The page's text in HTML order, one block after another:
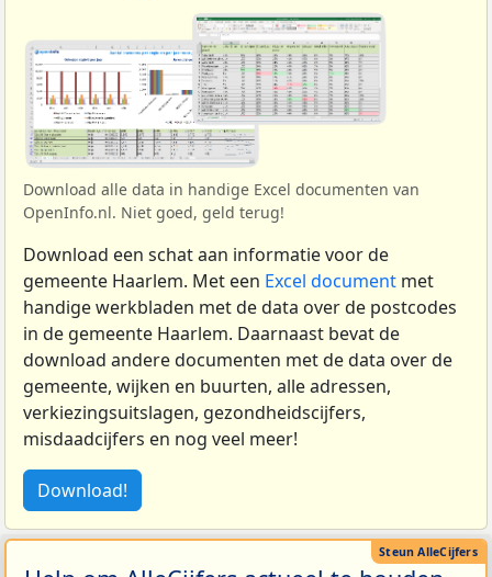
Download alle data in handige Excel documenten van
OpenInfo.nl. Niet goed, geld terug!
Download een schat aan informatie voor de
gemeente Haarlem. Met een Excel document met
handige werkbladen met de data over de postcodes
in de gemeente Haarlem. Daarnaast bevat de
download andere documenten met de data over de
gemeente, wijken en buurten, alle adressen,
verkiezingsuitslagen, gezondheidscijfers,
misdaadcijfers en nog veel meer!
Download!